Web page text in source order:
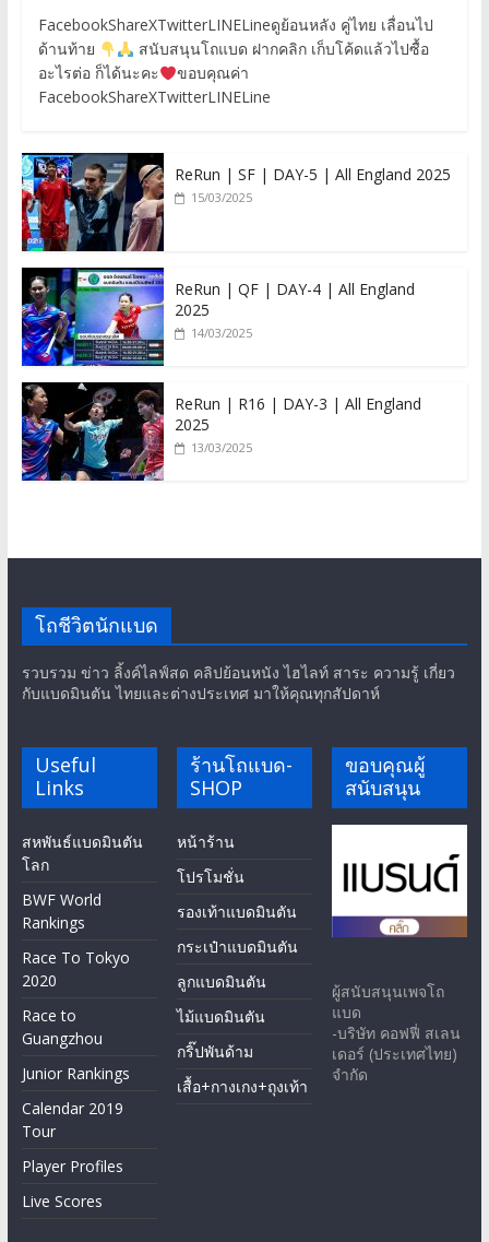
FacebookShareXTwitterLINELineดูย้อนหลัง คู่ไทย เลื่อนไป
ด้านท้าย
สนับสนุนโถแบด ฝากคลิก เก็บโค้ดแล้วไปซื้อ
อะไรต่อ ก็ได้นะคะ
ขอบคุณค่า
FacebookShareXTwitterLINELine
ReRun | SF | DAY-5 | All England 2025
15/03/2025
ReRun | QF | DAY-4 | All England
2025
14/03/2025
ReRun | R16 | DAY-3 | All England
2025
13/03/2025
โถชีวิตนักแบด
รวบรวม ข่าว ลิ้งค์ไลฟ์สด คลิปย้อนหนัง ไฮไลท์ สาระ ความรู้ เกี่ยว
กับแบดมินตัน ไทยและต่างประเทศ มาให้คุณทุกสัปดาห์
Useful
Links
สหพันธ์แบดมินตัน
โลก
BWF World
Rankings
Race To Tokyo
2020
Race to
Guangzhou
Junior Rankings
Calendar 2019
Tour
Player Profiles
Live Scores
ร้านโถแบด-
SHOP
หน้าร้าน
โปรโมชั่น
รองเท้าแบดมินตัน
กระเป๋าแบดมินตัน
ลูกแบดมินตัน
ไม้แบดมินตัน
กริ๊ปพันด้าม
เสื้อ+กางเกง+ถุงเท้า
ขอบคุณผู้
สนับสนุน
ผู้สนับสนุนเพจโถ
แบด
-บริษัท คอฟฟี่ สเลน
เดอร์ (ประเทศไทย)
จำกัด